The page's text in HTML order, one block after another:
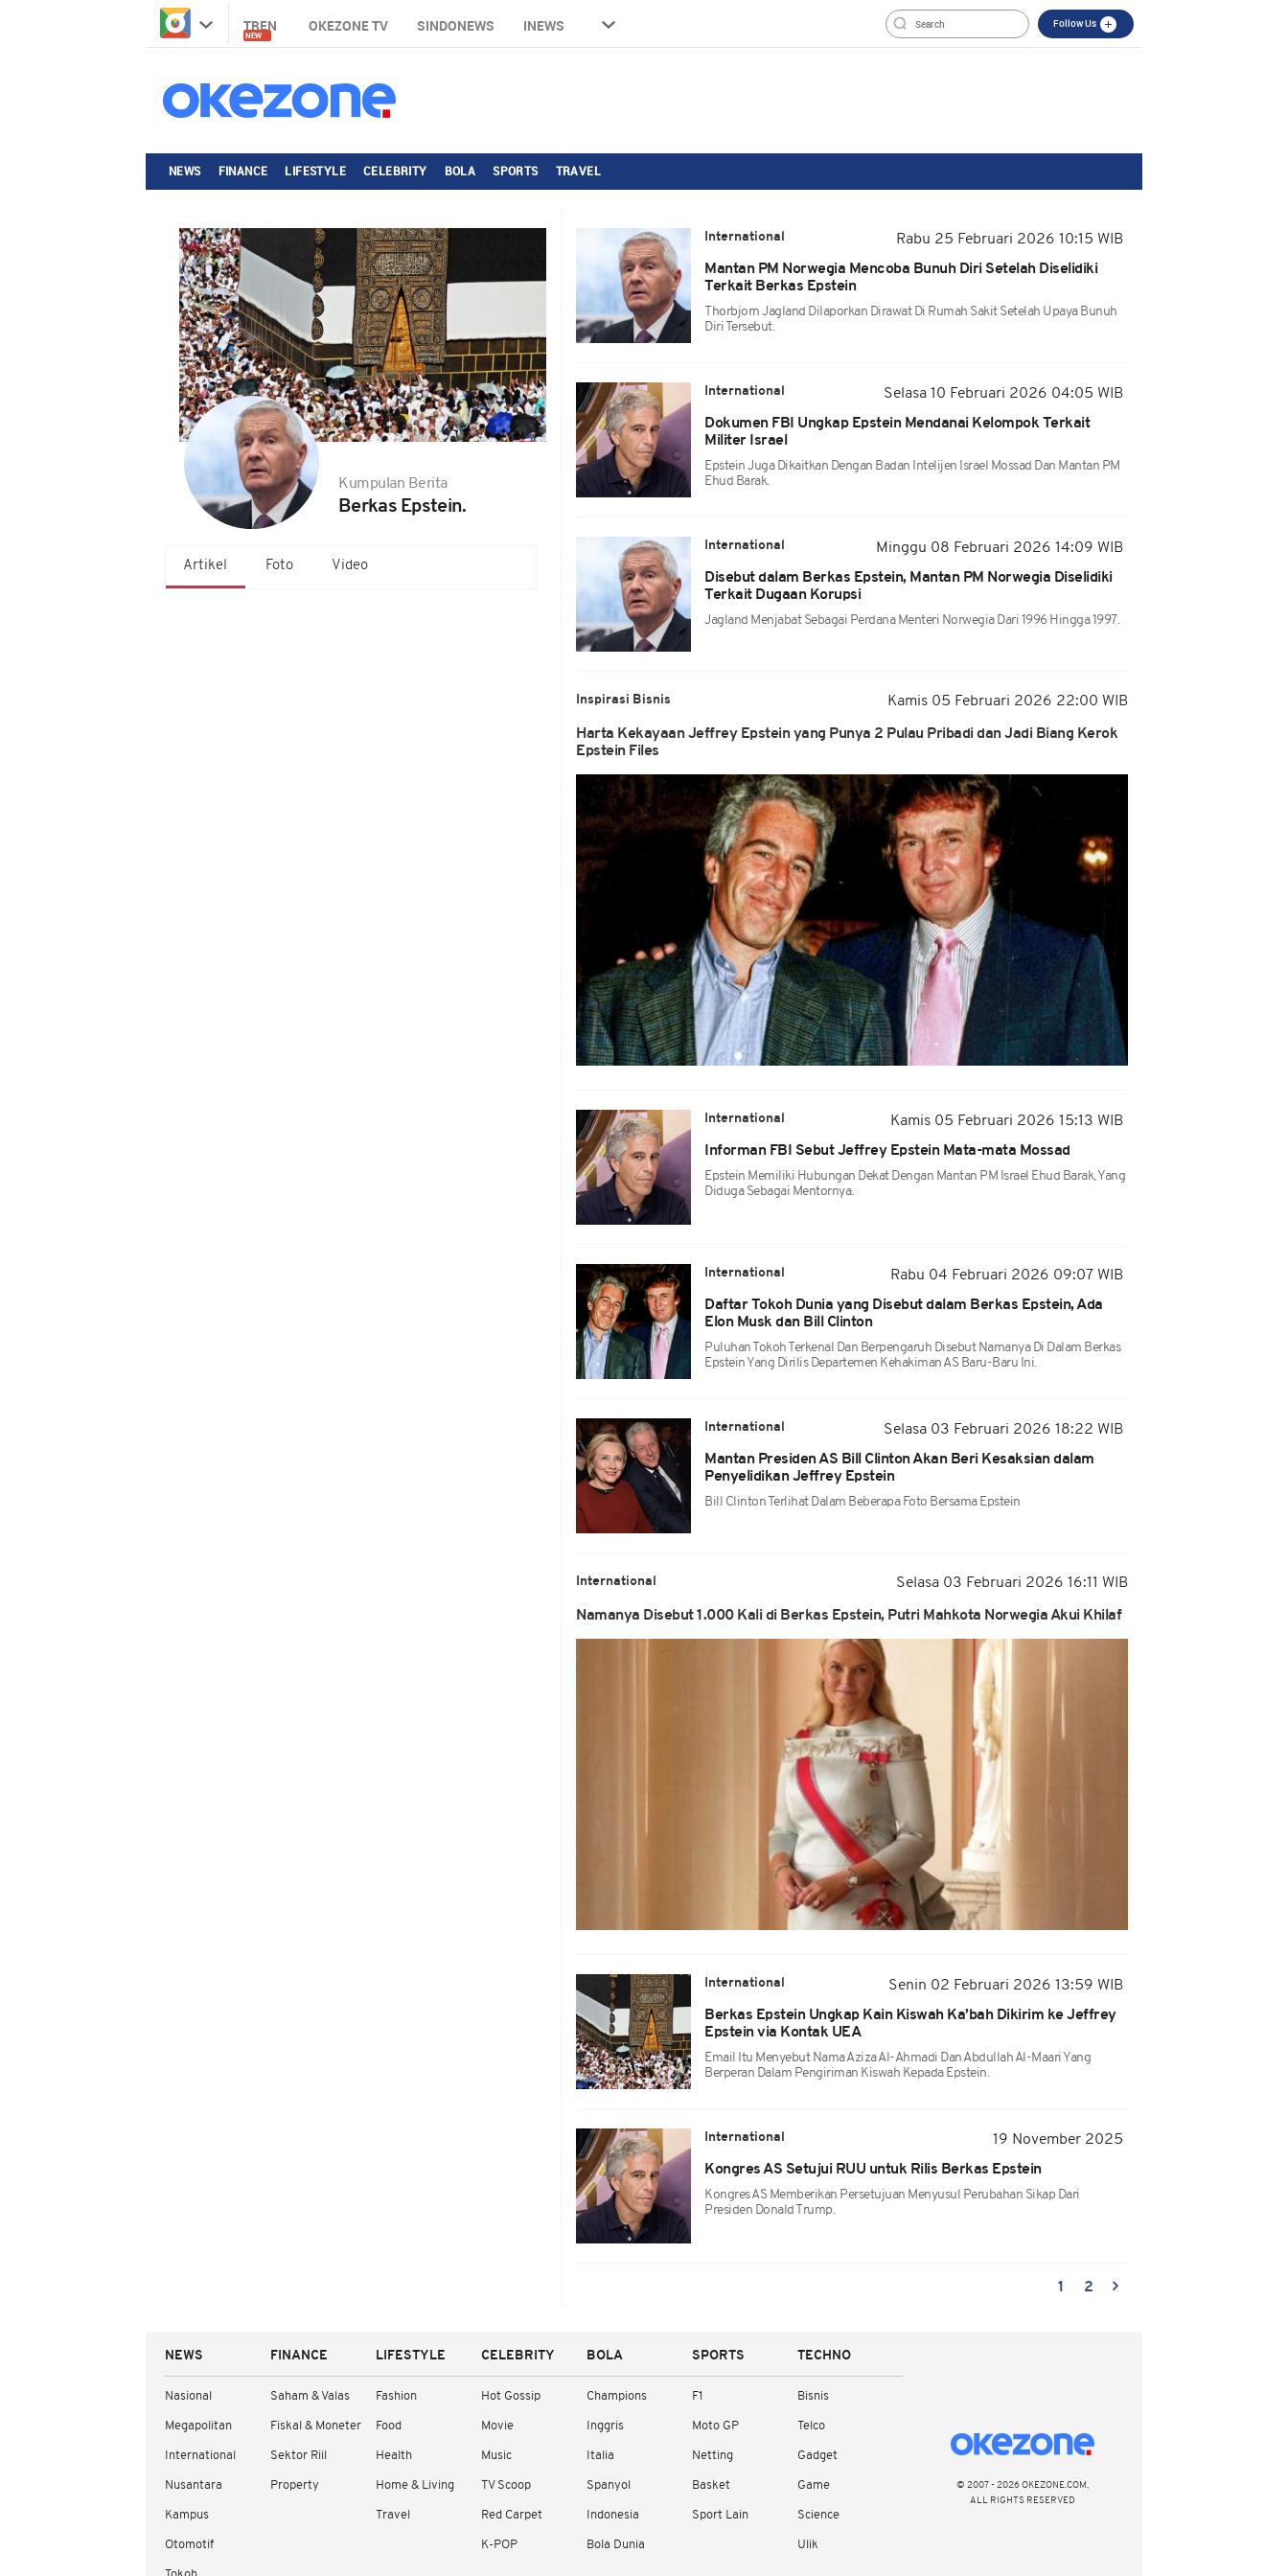
TREN
NEW
OKEZONE TV SINDONEWS INEWS Follow Us
NEWS FINANCE LIFESTYLE CELEBRITY BOLA SPORTS TRAVEL
Kumpulan Berita
Berkas Epstein.
Artikel Foto Video
International
Rabu 25 Februari 2026 10:15 WIB
Mantan PM Norwegia Mencoba Bunuh Diri Setelah Diselidiki
Terkait Berkas Epstein
Thorbjorn Jagland Dilaporkan Dirawat Di Rumah Sakit Setelah Upaya Bunuh
Diri Tersebut.
International
Selasa 10 Februari 2026 04:05 WIB
Dokumen FBI Ungkap Epstein Mendanai Kelompok Terkait
Militer Israel
Epstein Juga Dikaitkan Dengan Badan Intelijen Israel Mossad Dan Mantan PM
Ehud Barak.
International
Minggu 08 Februari 2026 14:09 WIB
Disebut dalam Berkas Epstein, Mantan PM Norwegia Diselidiki
Terkait Dugaan Korupsi
Jagland Menjabat Sebagai Perdana Menteri Norwegia Dari 1996 Hingga 1997.
Inspirasi Bisnis Kamis 05 Februari 2026 22:00 WIB
Harta Kekayaan Jeffrey Epstein yang Punya 2 Pulau Pribadi dan Jadi Biang Kerok
Epstein Files
International
Kamis 05 Februari 2026 15:13 WIB
Informan FBI Sebut Jeffrey Epstein Mata-mata Mossad
Epstein Memiliki Hubungan Dekat Dengan Mantan PM Israel Ehud Barak, Yang
Diduga Sebagai Mentornya.
International
Rabu 04 Februari 2026 09:07 WIB
Daftar Tokoh Dunia yang Disebut dalam Berkas Epstein, Ada
Elon Musk dan Bill Clinton
Puluhan Tokoh Terkenal Dan Berpengaruh Disebut Namanya Di Dalam Berkas
Epstein Yang Dirilis Departemen Kehakiman AS Baru-Baru Ini.
International
Selasa 03 Februari 2026 18:22 WIB
Mantan Presiden AS Bill Clinton Akan Beri Kesaksian dalam
Penyelidikan Jeffrey Epstein
Bill Clinton Terlihat Dalam Beberapa Foto Bersama Epstein
International Selasa 03 Februari 2026 16:11 WIB
Namanya Disebut 1.000 Kali di Berkas Epstein, Putri Mahkota Norwegia Akui Khilaf
International
Senin 02 Februari 2026 13:59 WIB
Berkas Epstein Ungkap Kain Kiswah Ka’bah Dikirim ke Jeffrey
Epstein via Kontak UEA
Email Itu Menyebut Nama Aziza Al-Ahmadi Dan Abdullah Al-Maari Yang
Berperan Dalam Pengiriman Kiswah Kepada Epstein.
International
19 November 2025
Kongres AS Setujui RUU untuk Rilis Berkas Epstein
Kongres AS Memberikan Persetujuan Menyusul Perubahan Sikap Dari
Presiden Donald Trump.
1 2
NEWS
Nasional
Megapolitan
International
Nusantara
Kampus
Otomotif
FINANCE
Saham & Valas
Fiskal & Moneter
Sektor Riil
Property
LIFESTYLE
Fashion
Food
Health
Home & Living
Travel
CELEBRITY
Hot Gossip
Movie
Music
TV Scoop
Red Carpet
K-POP
BOLA
Champions
Inggris
Italia
Spanyol
Indonesia
Bola Dunia
SPORTS
F1
Moto GP
Netting
Basket
Sport Lain
TECHNO
Bisnis
Telco
Gadget
Game
Science
Ulik
© 2007 - 2026 OKEZONE.COM,
ALL RIGHTS RESERVED